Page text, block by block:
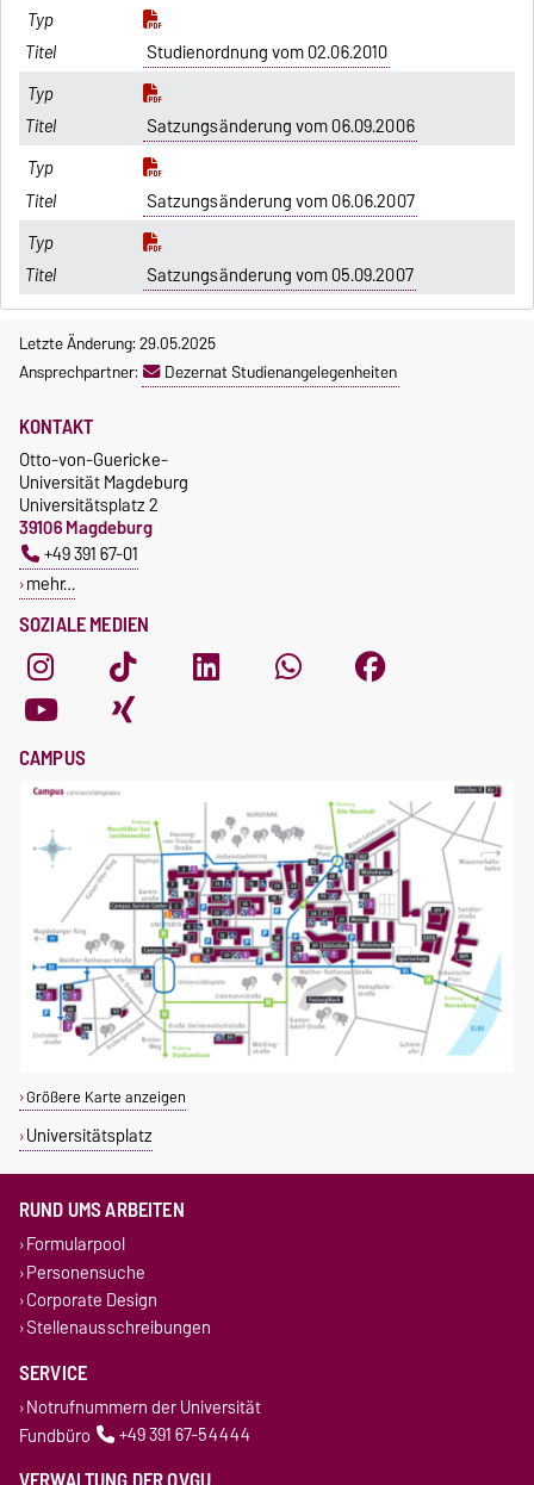
Studienordnung vom 02.06.2010
Satzungsänderung vom 06.09.2006
Satzungsänderung vom 06.06.2007
Satzungsänderung vom 05.09.2007
Letzte Änderung: 29.05.2025
Ansprechpartner:
Dezernat Studienangelegenheiten
SOZIALE MEDIEN
KONTAKT
Otto-von-Guericke-
Universität Magdeburg
Universitätsplatz 2
39106 Magdeburg
+49 391 67-01
mehr…
CAMPUS
Größere Karte anzeigen
Universitätsplatz
RUND UMS ARBEITEN
Formularpool
Personensuche
Corporate Design
Stellenausschreibungen
SERVICE
Notrufnummern der Universität
Fundbüro
+49 391 67-54444